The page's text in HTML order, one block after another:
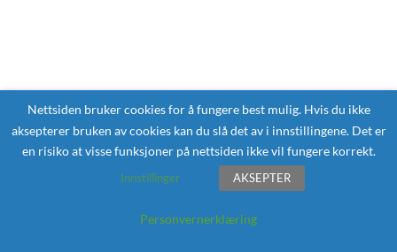
Nettsiden bruker cookies for å fungere best mulig. Hvis du ikke
aksepterer bruken av cookies kan du slå det av i innstillingene. Det er
en risiko at visse funksjoner på nettsiden ikke vil fungere korrekt.
Innstillinger AKSEPTER
Personvernerklæring